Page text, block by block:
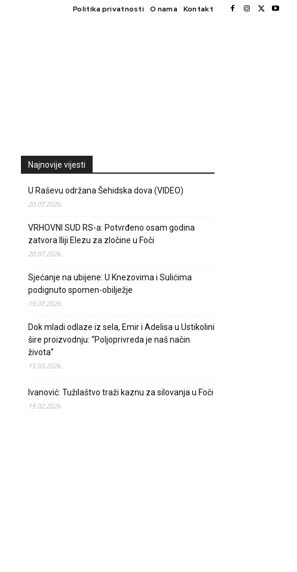
Politika privatnosti O nama Kontakt
Najnovije vijesti
U Raševu održana Šehidska dova (VIDEO)
20.07.2026.
VRHOVNI SUD RS-a: Potvrđeno osam godina
zatvora Iliji Elezu za zločine u Foči
20.07.2026.
Sjećanje na ubijene: U Knezovima i Sulićima
podignuto spomen-obilježje
19.07.2026.
Dok mladi odlaze iz sela, Emir i Adelisa u Ustikolini
šire proizvodnju: “Poljoprivreda je naš način
života”
15.03.2026.
Ivanović: Tužilaštvo traži kaznu za silovanja u Foči
19.02.2026.